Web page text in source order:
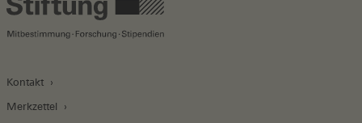
Kontakt
Merkzettel